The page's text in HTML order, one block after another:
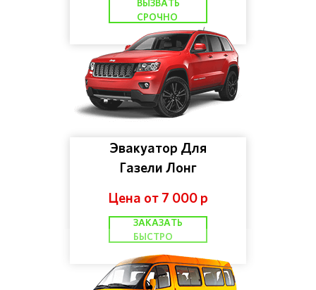
ВЫЗВАТЬ
СРОЧНО
Эвакуатор Для
Газели Лонг
Цена от 7 000 р
ЗАКАЗАТЬ
БЫСТРО